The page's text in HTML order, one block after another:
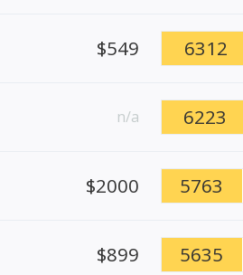
$549 6312
n/a 6223
$2000 5763
$899 5635